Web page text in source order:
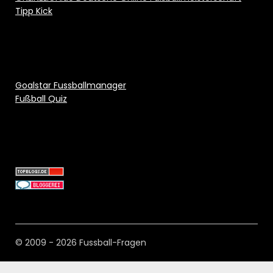
Tipp Kick
Goalstar Fussballmanager
Fußball Quiz
© 2009 - 2026 Fussball-Fragen